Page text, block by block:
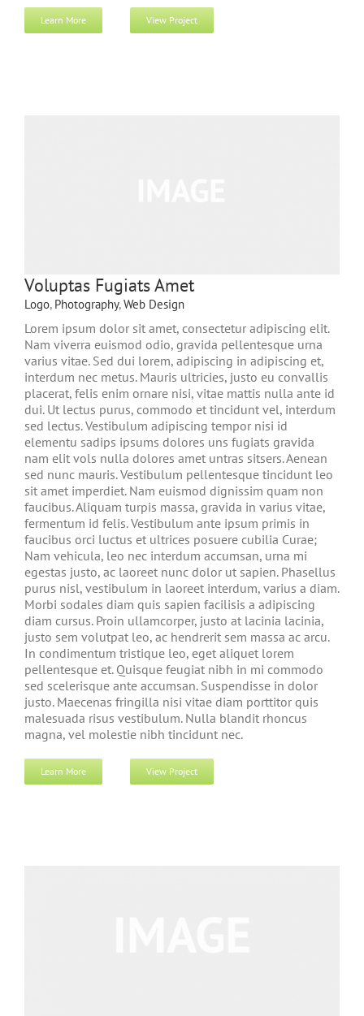
Learn More View Project
Voluptas Fugiats Amet
Logo, Photography,Web Design
Lorem ipsum dolor sit amet, consectetur adipiscing elit.
Nam viverra euismod odio, gravida pellentesque urna
varius vitae. Sed dui lorem, adipiscing in adipiscing et,
interdum nec metus. Mauris ultricies, justo eu convallis
placerat, felis enim ornare nisi, vitae mattis nulla ante id
dui. Ut lectus purus, commodo et tincidunt vel, interdum
sed lectus. Vestibulum adipiscing tempor nisi id
elementu sadips ipsums dolores uns fugiats gravida
nam elit vols nulla dolores amet untras sitsers. Aenean
sed nunc mauris. Vestibulum pellentesque tincidunt leo
sit amet imperdiet. Nam euismod dignissim quam non
faucibus. Aliquam turpis massa, gravida in varius vitae,
fermentum id felis. Vestibulum ante ipsum primis in
faucibus orci luctus et ultrices posuere cubilia Curae;
Nam vehicula, leo nec interdum accumsan, urna mi
egestas justo, ac laoreet nunc dolor ut sapien. Phasellus
purus nisl, vestibulum in laoreet interdum, varius a diam.
Morbi sodales diam quis sapien facilisis a adipiscing
diam cursus. Proin ullamcorper, justo at lacinia lacinia,
justo sem volutpat leo, ac hendrerit sem massa ac arcu.
In condimentum tristique leo, eget aliquet lorem
pellentesque et. Quisque feugiat nibh in mi commodo
sed scelerisque ante accumsan. Suspendisse in dolor
justo. Maecenas fringilla nisi vitae diam porttitor quis
malesuada risus vestibulum. Nulla blandit rhoncus
magna, vel molestie nibh tincidunt nec.
Learn More View Project